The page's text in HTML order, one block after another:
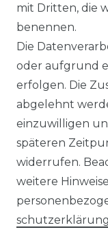
Sie
Sie
oder
mit Dritten, die
benennen.
Die
oder aufgrund
erfolgen. Die
abgelehnt
einzuwilligen
späteren
widerrufen.
weitere
schutz­erklärung